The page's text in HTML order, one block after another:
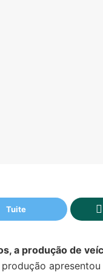
Tuite
a produção de
produção